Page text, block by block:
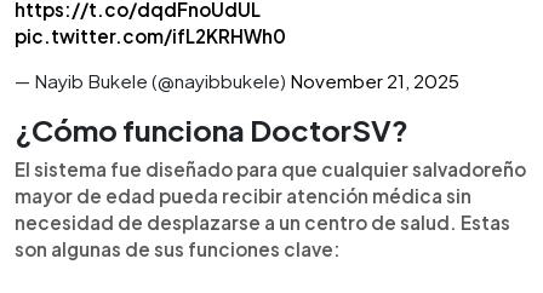
https://t.co/dqdFnoUdUL
pic.twitter.com/ifL2KRHWh0
— Nayib Bukele (@nayibbukele) November 21, 2025
¿Cómo funciona DoctorSV?
El sistema fue diseñado para que cualquier salvadoreño
mayor de edad pueda recibir atención médica sin
necesidad de desplazarse a un centro de salud. Estas
son algunas de sus funciones clave: